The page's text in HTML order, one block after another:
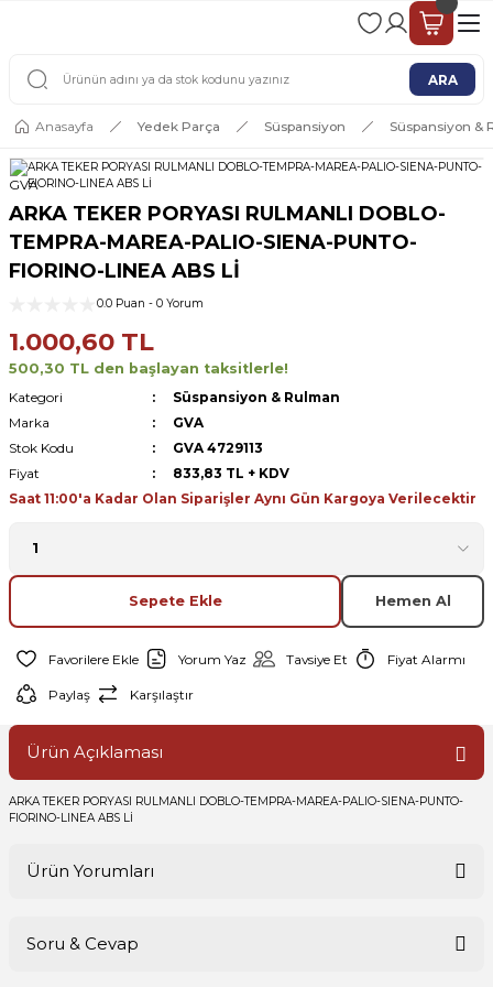
2 - 4 İŞ GÜNÜ İÇERİSİNDE KARGO
ARA
Anasayfa Yedek Parça Süspansiyon Süspansiyon &
GVA
ARKA TEKER PORYASI RULMANLI DOBLO-
TEMPRA-MAREA-PALIO-SIENA-PUNTO-
FIORINO-LINEA ABS Lİ
0.0 Puan - 0 Yorum
1.000,60 TL
500,30 TL den başlayan taksitlerle!
Kategori
Süspansiyon & Rulman
Marka
GVA
Stok Kodu
GVA 4729113
Fiyat
833,83 TL + KDV
Saat 11:00'a Kadar Olan Siparişler Aynı Gün Kargoya Verilecektir
Sepete Ekle Hemen Al
Yorum Yaz Tavsiye Et Fiyat Alarmı
Paylaş Karşılaştır
Ürün Açıklaması
ARKA TEKER PORYASI RULMANLI DOBLO-TEMPRA-MAREA-PALIO-SIENA-PUNTO-
FIORINO-LINEA ABS Lİ
Ürün Yorumları
Soru & Cevap